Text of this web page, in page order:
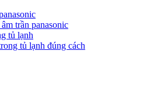
trần panasonic
tủ lạnh
tủ lạnh đúng cách